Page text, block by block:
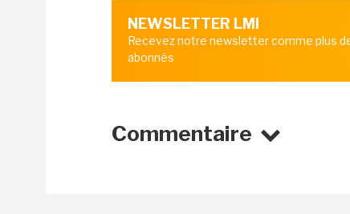
NEWSLETTER LMI
Recevez notre newsletter comme plus
abonnés
Commentaire